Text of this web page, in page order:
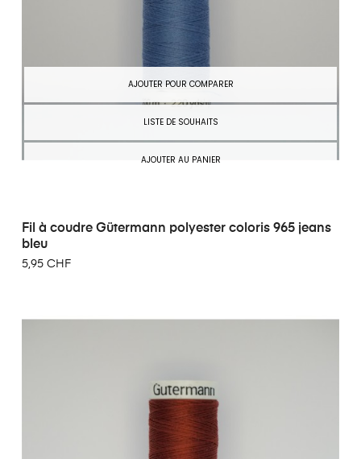
AJOUTER POUR COMPARER
LISTE DE SOUHAITS
AJOUTER AU PANIER
Fil à coudre Gütermann polyester coloris 965 jeans
bleu
5,95 CHF